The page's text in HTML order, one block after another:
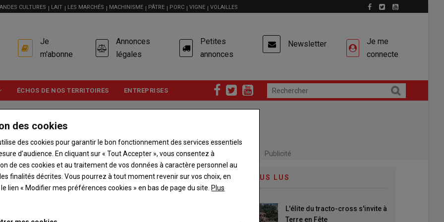
CULTURES LAIT LES MARCHÉS MACHINISME PÂTRE PORC VIGNE VOLAILLES
USER
ACCOUNT
MENU
Je
m'abonne
Annonces
légales
Petites
annonces
Newsletter
Je me
connecte
ÉCHOS DE NOS TERRITOIRES ENTREPRISES
Publicité
LES PLUS LUS
L'élite du tracto-cross s'invite à
Terre en Fête
des cookies
des cookies pour garantir le bon fonctionnement des services essentiels
d’audience. En cliquant sur « Tout Accepter », vous consentez à
de ces cookies et au traitement de vos données à caractère personnel au
finalités décrites. Vous pourrez à tout moment revenir sur vos choix, en
lien « Modifier mes préférences cookies » en bas de page du site. Plus